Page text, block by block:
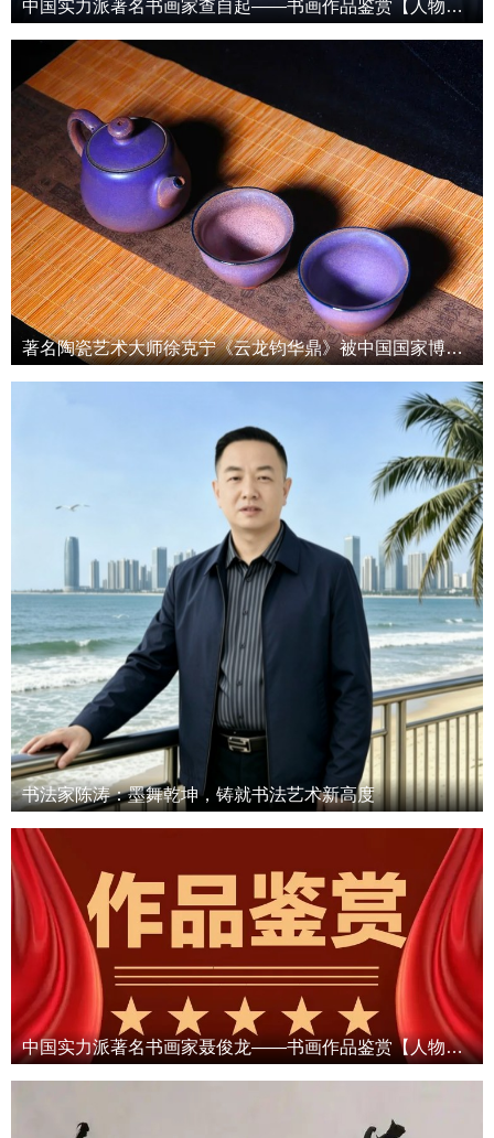
中国实力派著名书画家查自起——书画作品鉴赏【人物艺术专访】
著名陶瓷艺术大师徐克宁《云龙钧华鼎》被中国国家博物馆收藏
书法家陈涛：墨舞乾坤，铸就书法艺术新高度
中国实力派著名书画家聂俊龙——书画作品鉴赏【人物艺术专访】